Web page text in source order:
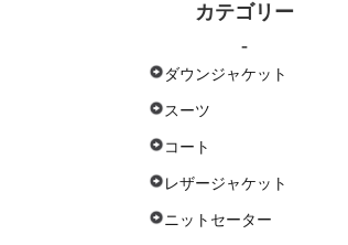
カテゴリー
-
ダウンジャケット
スーツ
コート
レザージャケット
ニットセーター